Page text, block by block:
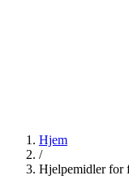
Hjem
/
Hjelpemidler for